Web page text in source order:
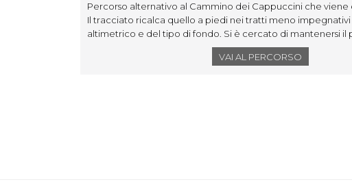
Percorso alternativo al Cammino dei Cappuccini che viene
Il tracciato ricalca quello a piedi nei tratti meno impegnativi
altimetrico e del tipo di fondo. Si è cercato di mantenersi il
percorso originale e comunque toccando tutti i luoghi di
VAI AL PERCORSO